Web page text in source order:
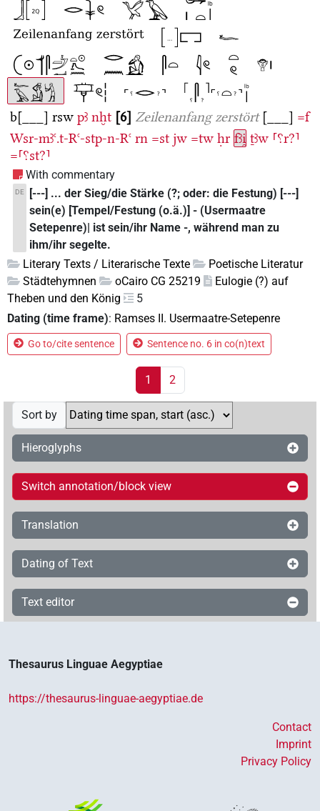
b[___] rsw pꜣ nḫt 6 Zeilenanfang zerstört [___] =f
Wsr-mꜣꜥ.t-Rꜥ-stp-n-Rꜥ rn =st jw =tw ḥr fꜣi̯ ṯꜣw ⸢⸮r?⸣
=⸢⸮st?⸣
With commentary
DE
[---] ... der Sieg/die Stärke (?; oder: die Festung) [---]
sein(e) [Tempel/Festung (o.ä.)] - (Usermaatre
Setepenre)| ist sein/ihr Name -, während man zu
ihm/ihr segelte.
Literary Texts / Literarische Texte
Poetische Literatur
Städtehymnen
oCairo CG 25219
Eulogie (?) auf
Theben und den König
5
Dating (time frame): Ramses II. Usermaatre-Setepenre
Go to/cite sentence Sentence no. 6 in co(n)text
1 2
Sort by
Hieroglyphs
Switch annotation/block view
Translation
Dating of Text
Text editor
Thesaurus Linguae Aegyptiae
https://thesaurus-linguae-aegyptiae.de
Contact
Imprint
Privacy Policy